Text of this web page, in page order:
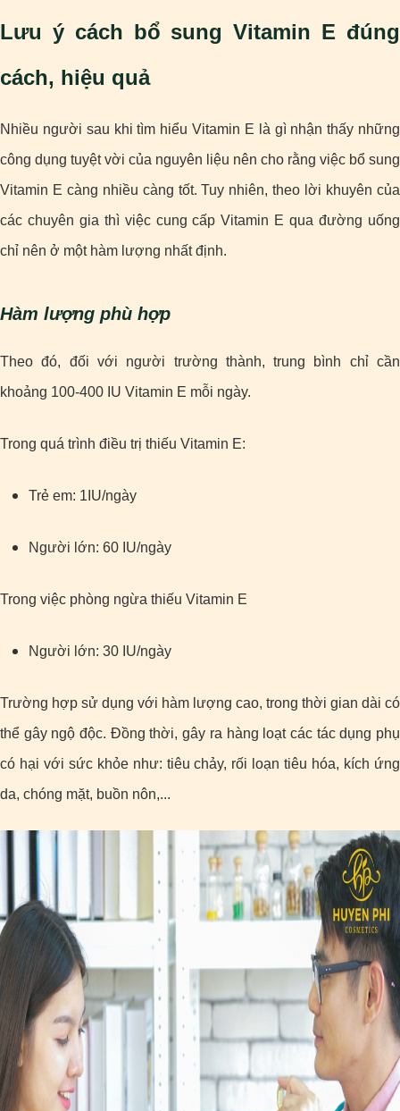
Lưu ý cách bổ sung Vitamin E đúng
cách, hiệu quả
Nhiều người sau khi tìm hiểu Vitamin E là gì nhận thấy những
công dụng tuyệt vời của nguyên liệu nên cho rằng việc bổ sung
Vitamin E càng nhiều càng tốt. Tuy nhiên, theo lời khuyên của
các chuyên gia thì việc cung cấp Vitamin E qua đường uống
chỉ nên ở một hàm lượng nhất định.
Hàm lượng phù hợp
Theo đó, đối với người trường thành, trung bình chỉ cần
khoảng 100-400 IU Vitamin E mỗi ngày.
Trong quá trình điều trị thiếu Vitamin E:
Trẻ em: 1IU/ngày
Người lớn: 60 IU/ngày
Trong việc phòng ngừa thiếu Vitamin E
Người lớn: 30 IU/ngày
Trường hợp sử dụng với hàm lượng cao, trong thời gian dài có
thể gây ngộ độc. Đồng thời, gây ra hàng loạt các tác dụng phụ
có hại với sức khỏe như: tiêu chảy, rối loạn tiêu hóa, kích ứng
da, chóng mặt, buồn nôn,...